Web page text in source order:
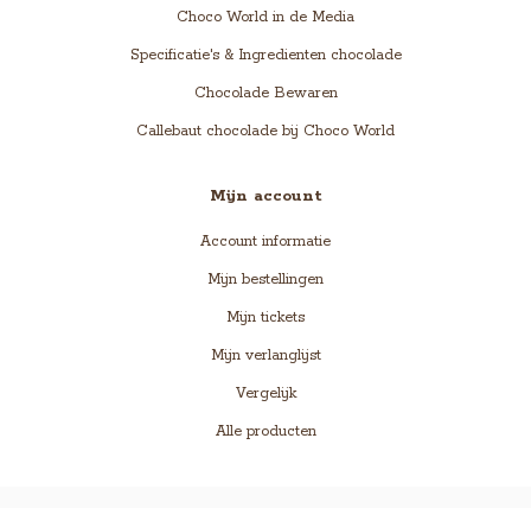
Choco World in de Media
Specificatie's & Ingredienten chocolade
Chocolade Bewaren
Callebaut chocolade bij Choco World
Mijn account
Account informatie
Mijn bestellingen
Mijn tickets
Mijn verlanglijst
Vergelijk
Alle producten